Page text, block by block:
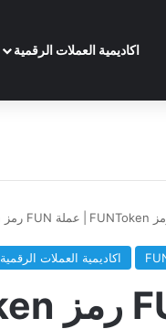
اكاديمية العملات الرقمية
عملة FUN رمز FUNToken مستقبلها
اكاديمية العملات الرقمية